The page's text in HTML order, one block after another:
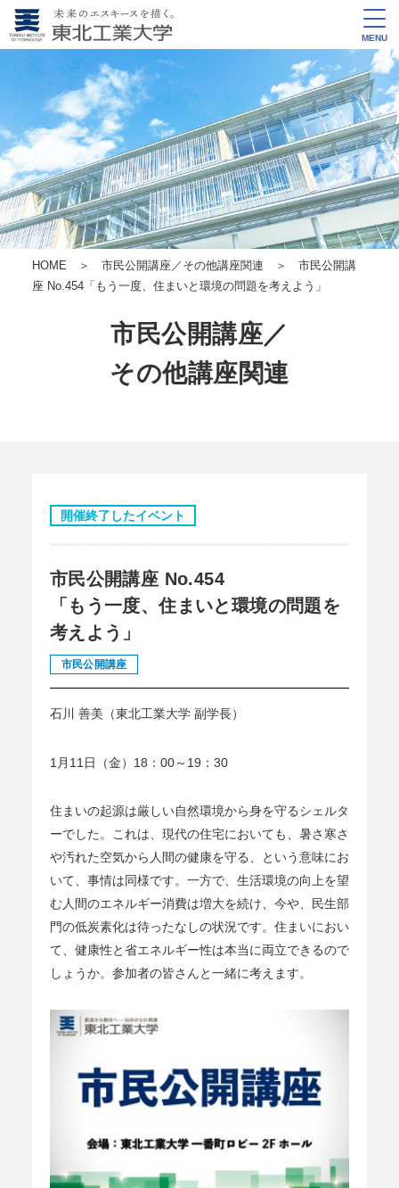
MENU
HOME ＞ 市民公開講座／その他講座関連 ＞ 市民公開講
座 No.454「もう一度、住まいと環境の問題を考えよう」
市民公開講座／
その他講座関連
開催終了したイベント
市民公開講座 No.454
「もう一度、住まいと環境の問題を
考えよう」
市民公開講座
石川 善美（東北工業大学 副学長）
1月11日（金）18：00～19：30
住まいの起源は厳しい自然環境から身を守るシェルタ
ーでした。これは、現代の住宅においても、暑さ寒さ
や汚れた空気から人間の健康を守る、という意味にお
いて、事情は同様です。一方で、生活環境の向上を望
む人間のエネルギー消費は増大を続け、今や、民生部
門の低炭素化は待ったなしの状況です。住まいにおい
て、健康性と省エネルギー性は本当に両立できるので
しょうか。参加者の皆さんと一緒に考えます。